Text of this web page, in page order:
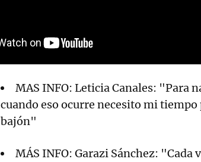
MAS INFO: Leticia Canales: "Para
cuando eso ocurre necesito mi tiempo
bajón"
MÁS INFO: Garazi Sánchez: "Cada